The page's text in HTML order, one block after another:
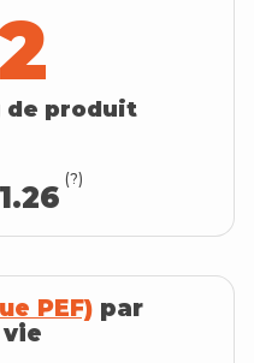
de produit
1.26
(?)
PEF) par